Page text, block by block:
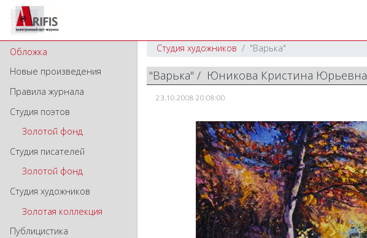
Обложка
Новые произведения
Правила журнала
Студия поэтов
Золотой фонд
Студия писателей
Золотой фонд
Студия художников
Золотая коллекция
Публицистика
Студия художников "Варька"
"Варька" / Юникова Кристина Юрьевна
23.10.2008 20:08:00